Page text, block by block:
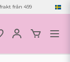
från 499